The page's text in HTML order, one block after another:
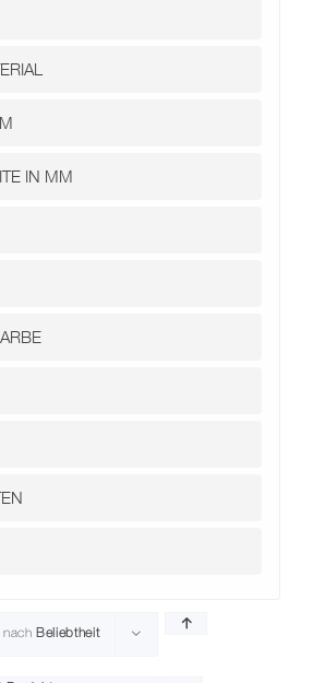
nach Beliebtheit